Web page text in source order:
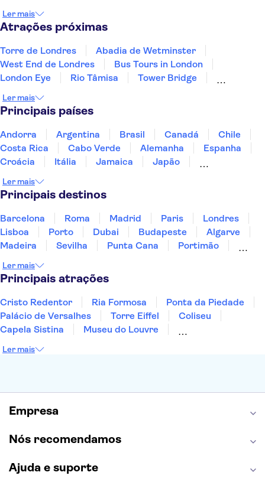
Ler mais
Atrações próximas
Torre de Londres
Abadia de Wetminster
West End de Londres
Bus Tours in London
London Eye
Rio Tâmisa
Tower Bridge
Catedral de São Paulo
Chá da Tarde em Londres (Afternoon Tea)
Teatro Shakespeare's Globe
Cidade Velha de Edimburgo
Palácio de Buckingham
Harry Potter tours from London
Ler mais
Principais países
Andorra Argentina Brasil Canadá
Chile
Costa Rica
Cabo Verde Alemanha
Espanha
Croácia
Itália Jamaica
Japão
Portugal
Singapura
Ler mais
Principais destinos
Barcelona Roma Madrid Paris
Londres
Lisboa
Porto Dubai Budapeste
Algarve
Madeira
Sevilha Punta Cana
Portimão
Sesimbra
Ler mais
Principais atrações
Cristo Redentor Ria Formosa
Ponta da Piedade
Palácio de Versalhes
Torre Eiffel
Coliseu
Capela Sistina
Museu do Louvre
Torre de Belém
Ler mais
Empresa
Nós recomendamos
Ajuda e suporte